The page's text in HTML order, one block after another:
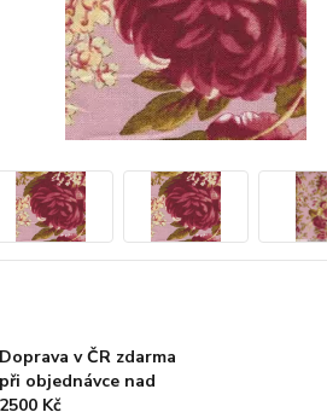
v ČR zdarma
objednávce nad
Kč